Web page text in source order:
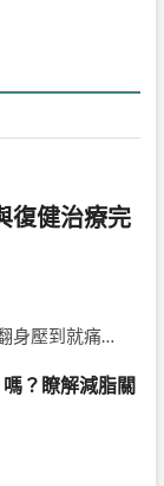
復健治療完
身壓到就痛…
？瞭解減脂關